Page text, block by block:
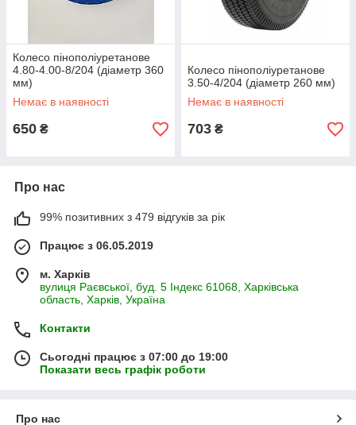
Колесо пінополіуретанове
4.80-4.00-8/204 (діаметр 360
мм)
Немає в наявності
650 ₴
Колесо пінополіуретанове
3.50-4/204 (діаметр 260 мм)
Немає в наявності
703 ₴
Про нас
99% позитивних з 479 відгуків за рік
Працює з 06.05.2019
м. Харків
вулиця Раєвської, буд. 5 Індекс 61068, Харківська
область, Харків, Україна
Контакти
Сьогодні працює з 07:00 до 19:00
Показати весь графік роботи
Про нас